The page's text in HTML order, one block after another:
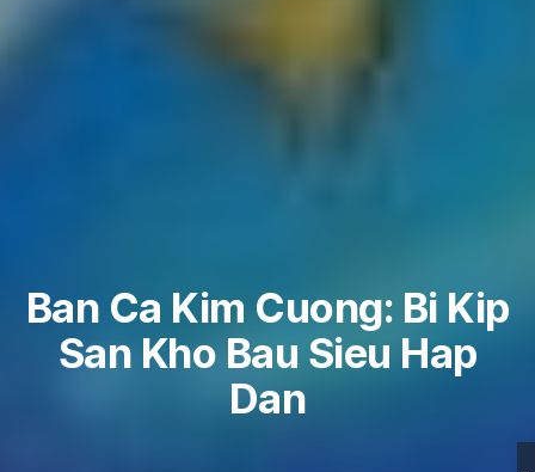
Ban Ca Kim Cuong: Bi Kip
San Kho Bau Sieu Hap
Dan